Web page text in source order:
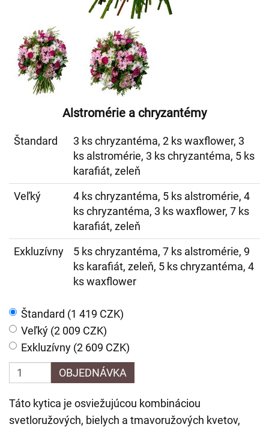
Alstromérie a chryzantémy
Štandard
3 ks chryzantéma, 2 ks waxflower, 3
ks alstromérie, 3 ks chryzantéma, 5 ks
karafiát, zeleň
Veľký
4 ks chryzantéma, 5 ks alstromérie, 4
ks chryzantéma, 3 ks waxflower, 7 ks
karafiát, zeleň
Exkluzívny
5 ks chryzantéma, 7 ks alstromérie, 9
ks karafiát, zeleň, 5 ks chryzantéma, 4
ks waxflower
Štandard (1 419 CZK)
Veľký (2 009 CZK)
Exkluzívny (2 609 CZK)
OBJEDNÁVKA
Táto kytica je osviežujúcou kombináciou
svetloružových, bielych a tmavoružových kvetov,